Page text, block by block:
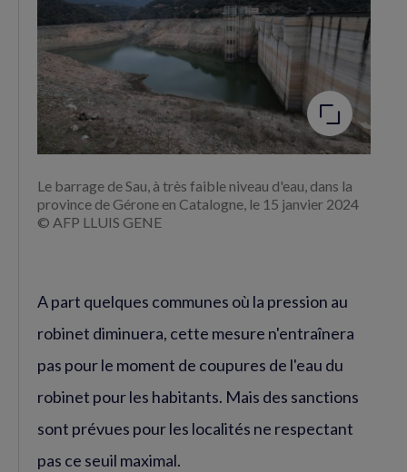
Agrandir
l'image
Le barrage de Sau, à très faible niveau d'eau, dans la
province de Gérone en Catalogne, le 15 janvier 2024
© AFP LLUIS GENE
A part quelques communes où la pression au
robinet diminuera, cette mesure n'entraînera
pas pour le moment de coupures de l'eau du
robinet pour les habitants. Mais des sanctions
sont prévues pour les localités ne respectant
pas ce seuil maximal.